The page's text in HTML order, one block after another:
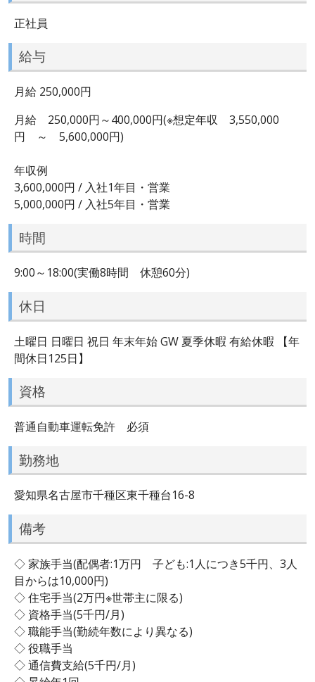
正社員
給与
月給 250,000円
月給 250,000円～400,000円(※想定年収 3,550,000
円 ～ 5,600,000円)
年収例
3,600,000円 / 入社1年目・営業
5,000,000円 / 入社5年目・営業
時間
9:00～18:00(実働8時間 休憩60分)
休日
土曜日 日曜日 祝日 年末年始 GW 夏季休暇 有給休暇 【年
間休日125日】
資格
普通自動車運転免許 必須
勤務地
愛知県名古屋市千種区東千種台16-8
備考
◇ 家族手当(配偶者:1万円 子ども:1人につき5千円、3人
目からは10,000円)
◇ 住宅手当(2万円※世帯主に限る)
◇ 資格手当(5千円/月)
◇ 職能手当(勤続年数により異なる)
◇ 役職手当
◇ 通信費支給(5千円/月)